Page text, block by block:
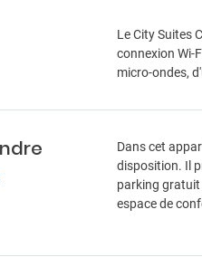
Le City Suites
connexion Wi-
micro-ondes,
Dans cet
disposition. Il
parking
espace de